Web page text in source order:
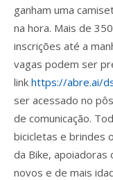
ganham uma
na hora. Mais de
inscrições até a
vagas podem ser
link https://abre.ai/
ser acessado no
de comunicação.
bicicletas e brindes
da Bike,
novos e de mais